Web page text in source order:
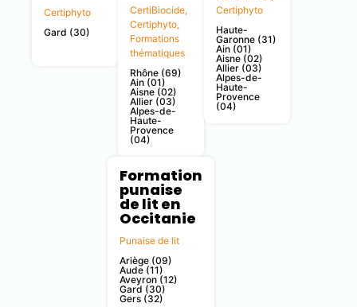
Certiphyto
Gard (30)
CertiBiocide,
Certiphyto,
Formations
thématiques
Rhône (69)
Ain (01)
Aisne (02)
Allier (03)
Alpes-de-
Haute-
Provence
(04)
Certiphyto
Haute-
Garonne (31)
Ain (01)
Aisne (02)
Allier (03)
Alpes-de-
Haute-
Provence
(04)
Formation
punaise
de lit en
Occitanie
Punaise de lit
Ariège (09)
Aude (11)
Aveyron (12)
Gard (30)
Gers (32)